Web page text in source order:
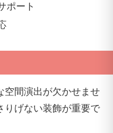
ポート
空間演出が欠かせませ
りげない装飾が重要で